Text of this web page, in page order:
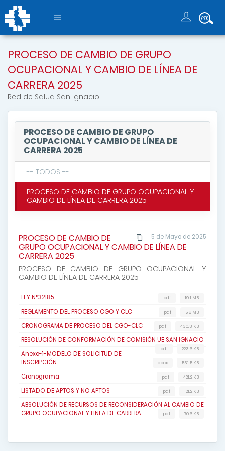
PROCESO DE CAMBIO DE GRUPO
OCUPACIONAL Y CAMBIO DE LÍNEA DE
CARRERA 2025
Red de Salud San Ignacio
PROCESO DE CAMBIO DE GRUPO
OCUPACIONAL Y CAMBIO DE LÍNEA DE
CARRERA 2025
-- TODOS --
PROCESO DE CAMBIO DE GRUPO OCUPACIONAL Y
CAMBIO DE LÍNEA DE CARRERA 2025
5 de Mayo de 2025
PROCESO DE CAMBIO DE
GRUPO OCUPACIONAL Y CAMBIO DE LÍNEA DE
CARRERA 2025
PROCESO DE CAMBIO DE GRUPO OCUPACIONAL Y
CAMBIO DE LÍNEA DE CARRERA 2025
LEY N°32185 19,1 MB
pdf
REGLAMENTO DEL PROCESO CGO Y CLC 5,8 MB
pdf
CRONOGRAMA DE PROCESO DEL CGO-CLC 430,3 KB
pdf
RESOLUCIÓN DE CONFORMACIÓN DE COMISIÓN UE SAN IGNACIO
223,6 KB
pdf
Anexo-1-MODELO DE SOLICITUD DE
INSCRIPCIÓN
531,5 KB
docx
Cronograma 421,2 KB
pdf
LISTADO DE APTOS Y NO APTOS 121,2 KB
pdf
ABSOLUCIÓN DE RECURSOS DE RECONSIDERACIÓN AL CAMBIO DE
GRUPO OCUPACIONAL Y LINEA DE CARRERA
70,6 KB
pdf